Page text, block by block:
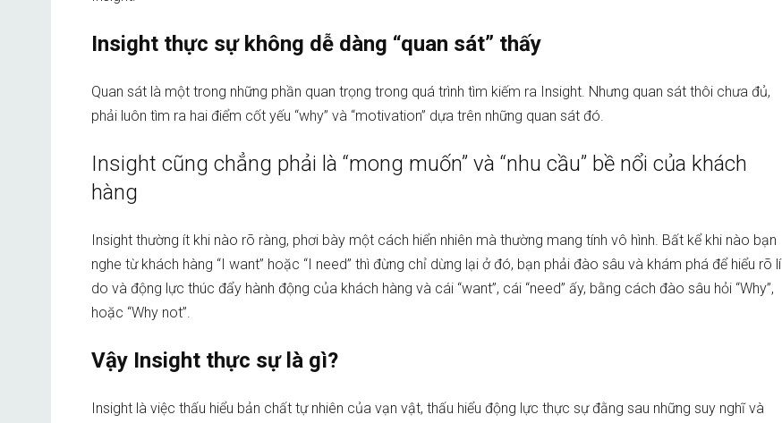
Insight thực sự không dễ dàng “quan sát” thấy
Quan sát là một trong những phần quan trọng trong quá trình tìm kiếm ra Insight. Nhưng quan sát thôi chưa đủ,
phải luôn tìm ra hai điểm cốt yếu “why” và “motivation” dựa trên những quan sát đó.
Insight cũng chẳng phải là “mong muốn” và “nhu cầu” bề nổi của khách
hàng
Insight thường ít khi nào rõ ràng, phơi bày một cách hiển nhiên mà thường mang tính vô hình. Bất kể khi nào bạn
nghe từ khách hàng “I want” hoặc “I need” thì đừng chỉ dừng lại ở đó, bạn phải đào sâu và khám phá để hiểu rõ lí
do và động lực thúc đẩy hành động của khách hàng và cái “want”, cái “need” ấy, bằng cách đào sâu hỏi “Why”,
hoặc “Why not”.
Vậy Insight thực sự là gì?
Insight là việc thấu hiểu bản chất tự nhiên của vạn vật, thấu hiểu động lực thực sự đằng sau những suy nghĩ và